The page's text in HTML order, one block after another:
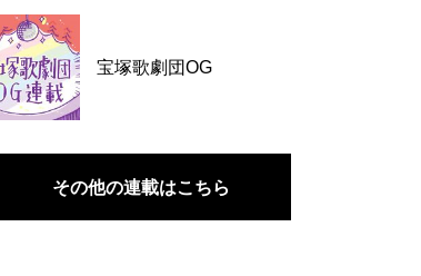
宝塚歌劇団OG
その他の連載はこちら